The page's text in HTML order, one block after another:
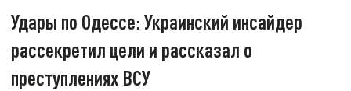
Удары по Одессе: Украинский инсайдер
рассекретил цели и рассказал о
преступлениях ВСУ